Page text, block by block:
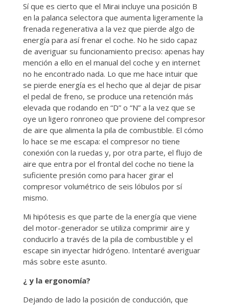
Sí que es cierto que el Mirai incluye una posición B
en la palanca selectora que aumenta ligeramente la
frenada regenerativa a la vez que pierde algo de
energía para así frenar el coche. No he sido capaz
de averiguar su funcionamiento preciso: apenas hay
mención a ello en el manual del coche y en internet
no he encontrado nada. Lo que me hace intuir que
se pierde energía es el hecho que al dejar de pisar
el pedal de freno, se produce una retención más
elevada que rodando en “D” o “N” a la vez que se
oye un ligero ronroneo que proviene del compresor
de aire que alimenta la pila de combustible. El cómo
lo hace se me escapa: el compresor no tiene
conexión con la ruedas y, por otra parte, el flujo de
aire que entra por el frontal del coche no tiene la
suficiente presión como para hacer girar el
compresor volumétrico de seis lóbulos por sí
mismo.
Mi hipótesis es que parte de la energía que viene
del motor-generador se utiliza comprimir aire y
conducirlo a través de la pila de combustible y el
escape sin inyectar hidrógeno. Intentaré averiguar
más sobre este asunto.
¿ y la ergonomía?
Dejando de lado la posición de conducción, que